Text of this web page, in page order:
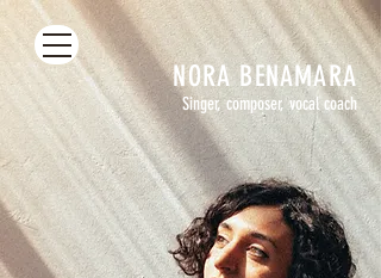
NORA BENAMARA
Singer, composer, vocal coach